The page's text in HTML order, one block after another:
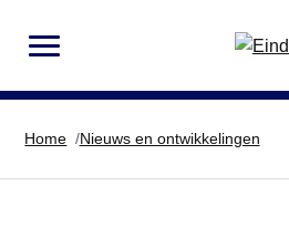
MENU
Home Nieuws en ontwikkelingen